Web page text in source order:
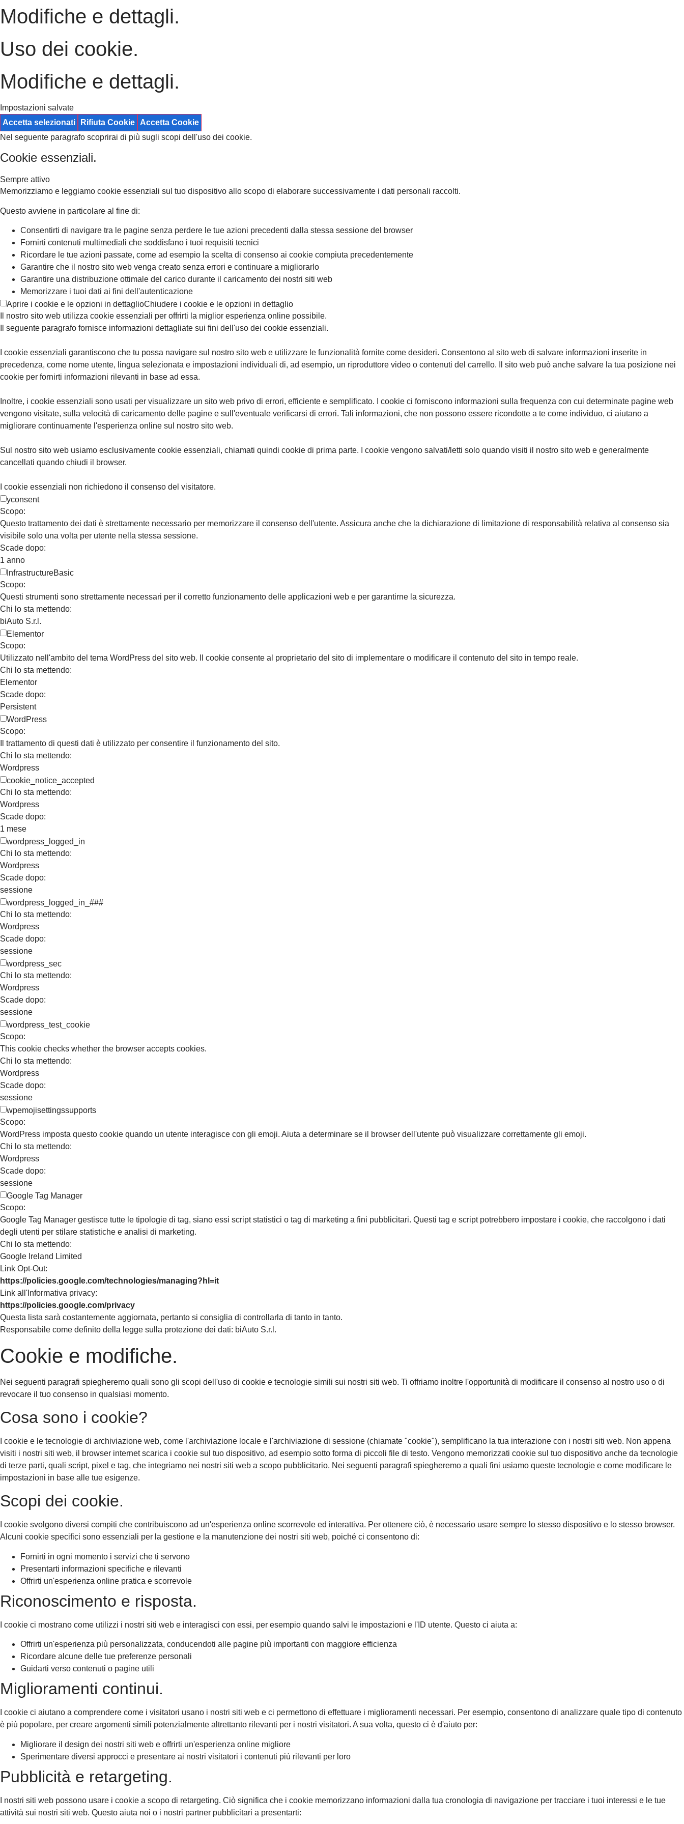
Modifiche e dettagli.
Uso dei cookie.
Modifiche e dettagli.
Impostazioni salvate
Accetta selezionati
Rifiuta Cookie
Accetta Cookie
Nel seguente paragrafo scoprirai di più sugli scopi dell'uso dei cookie.
Cookie essenziali.
Sempre attivo
Memorizziamo e leggiamo cookie essenziali sul tuo dispositivo allo scopo di elaborare successivamente i dati personali raccolti.
Questo avviene in particolare al fine di:
Consentirti di navigare tra le pagine senza perdere le tue azioni precedenti dalla stessa sessione del browser
Fornirti contenuti multimediali che soddisfano i tuoi requisiti tecnici
Ricordare le tue azioni passate, come ad esempio la scelta di consenso ai cookie compiuta precedentemente
Garantire che il nostro sito web venga creato senza errori e continuare a migliorarlo
Garantire una distribuzione ottimale del carico durante il caricamento dei nostri siti web
Memorizzare i tuoi dati ai fini dell'autenticazione
Aprire i cookie e le opzioni in dettaglioChiudere i cookie e le opzioni in dettaglio
Il nostro sito web utilizza cookie essenziali per offrirti la miglior esperienza online possibile.
Il seguente paragrafo fornisce informazioni dettagliate sui fini dell'uso dei cookie essenziali.
I cookie essenziali garantiscono che tu possa navigare sul nostro sito web e utilizzare le funzionalità fornite come desideri. Consentono al sito web di salvare informazioni inserite in
precedenza, come nome utente, lingua selezionata e impostazioni individuali di, ad esempio, un riproduttore video o contenuti del carrello. Il sito web può anche salvare la tua posizione nei
cookie per fornirti informazioni rilevanti in base ad essa.
Inoltre, i cookie essenziali sono usati per visualizzare un sito web privo di errori, efficiente e semplificato. I cookie ci forniscono informazioni sulla frequenza con cui determinate pagine web
vengono visitate, sulla velocità di caricamento delle pagine e sull'eventuale verificarsi di errori. Tali informazioni, che non possono essere ricondotte a te come individuo, ci aiutano a
migliorare continuamente l'esperienza online sul nostro sito web.
Sul nostro sito web usiamo esclusivamente cookie essenziali, chiamati quindi cookie di prima parte. I cookie vengono salvati/letti solo quando visiti il nostro sito web e generalmente
cancellati quando chiudi il browser.
I cookie essenziali non richiedono il consenso del visitatore.
yconsent
Scopo:
Questo trattamento dei dati è strettamente necessario per memorizzare il consenso dell'utente. Assicura anche che la dichiarazione di limitazione di responsabilità relativa al consenso sia
visibile solo una volta per utente nella stessa sessione.
Scade dopo:
1 anno
InfrastructureBasic
Scopo:
Questi strumenti sono strettamente necessari per il corretto funzionamento delle applicazioni web e per garantirne la sicurezza.
Chi lo sta mettendo:
biAuto S.r.l.
Elementor
Scopo:
Utilizzato nell'ambito del tema WordPress del sito web. Il cookie consente al proprietario del sito di implementare o modificare il contenuto del sito in tempo reale.
Chi lo sta mettendo:
Elementor
Scade dopo:
Persistent
WordPress
Scopo:
Il trattamento di questi dati è utilizzato per consentire il funzionamento del sito.
Chi lo sta mettendo:
Wordpress
cookie_notice_accepted
Chi lo sta mettendo:
Wordpress
Scade dopo:
1 mese
wordpress_logged_in
Chi lo sta mettendo:
Wordpress
Scade dopo:
sessione
wordpress_logged_in_###
Chi lo sta mettendo:
Wordpress
Scade dopo:
sessione
wordpress_sec
Chi lo sta mettendo:
Wordpress
Scade dopo:
sessione
wordpress_test_cookie
Scopo:
This cookie checks whether the browser accepts cookies.
Chi lo sta mettendo:
Wordpress
Scade dopo:
sessione
wpemojisettingssupports
Scopo:
WordPress imposta questo cookie quando un utente interagisce con gli emoji. Aiuta a determinare se il browser dell'utente può visualizzare correttamente gli emoji.
Chi lo sta mettendo:
Wordpress
Scade dopo:
sessione
Google Tag Manager
Scopo:
Google Tag Manager gestisce tutte le tipologie di tag, siano essi script statistici o tag di marketing a fini pubblicitari. Questi tag e script potrebbero impostare i cookie, che raccolgono i dati
degli utenti per stilare statistiche e analisi di marketing.
Chi lo sta mettendo:
Google Ireland Limited
Link Opt-Out:
https://policies.google.com/technologies/managing?hl=it
Link all'Informativa privacy:
https://policies.google.com/privacy
Questa lista sarà costantemente aggiornata, pertanto si consiglia di controllarla di tanto in tanto.
Responsabile come definito della legge sulla protezione dei dati: biAuto S.r.l.
Cookie e modifiche.
Nei seguenti paragrafi spiegheremo quali sono gli scopi dell'uso di cookie e tecnologie simili sui nostri siti web. Ti offriamo inoltre l'opportunità di modificare il consenso al nostro uso o di
revocare il tuo consenso in qualsiasi momento.
Cosa sono i cookie?
I cookie e le tecnologie di archiviazione web, come l'archiviazione locale e l'archiviazione di sessione (chiamate "cookie"), semplificano la tua interazione con i nostri siti web. Non appena
visiti i nostri siti web, il browser internet scarica i cookie sul tuo dispositivo, ad esempio sotto forma di piccoli file di testo. Vengono memorizzati cookie sul tuo dispositivo anche da tecnologie
di terze parti, quali script, pixel e tag, che integriamo nei nostri siti web a scopo pubblicitario. Nei seguenti paragrafi spiegheremo a quali fini usiamo queste tecnologie e come modificare le
impostazioni in base alle tue esigenze.
Scopi dei cookie.
I cookie svolgono diversi compiti che contribuiscono ad un'esperienza online scorrevole ed interattiva. Per ottenere ciò, è necessario usare sempre lo stesso dispositivo e lo stesso browser.
Alcuni cookie specifici sono essenziali per la gestione e la manutenzione dei nostri siti web, poiché ci consentono di:
Fornirti in ogni momento i servizi che ti servono
Presentarti informazioni specifiche e rilevanti
Offrirti un'esperienza online pratica e scorrevole
Riconoscimento e risposta.
I cookie ci mostrano come utilizzi i nostri siti web e interagisci con essi, per esempio quando salvi le impostazioni e l'ID utente. Questo ci aiuta a:
Offrirti un'esperienza più personalizzata, conducendoti alle pagine più importanti con maggiore efficienza
Ricordare alcune delle tue preferenze personali
Guidarti verso contenuti o pagine utili
Miglioramenti continui.
I cookie ci aiutano a comprendere come i visitatori usano i nostri siti web e ci permettono di effettuare i miglioramenti necessari. Per esempio, consentono di analizzare quale tipo di contenuto
è più popolare, per creare argomenti simili potenzialmente altrettanto rilevanti per i nostri visitatori. A sua volta, questo ci è d'aiuto per:
Migliorare il design dei nostri siti web e offrirti un'esperienza online migliore
Sperimentare diversi approcci e presentare ai nostri visitatori i contenuti più rilevanti per loro
Pubblicità e retargeting.
I nostri siti web possono usare i cookie a scopo di retargeting. Ciò significa che i cookie memorizzano informazioni dalla tua cronologia di navigazione per tracciare i tuoi interessi e le tue
attività sui nostri siti web. Questo aiuta noi o i nostri partner pubblicitari a presentarti: